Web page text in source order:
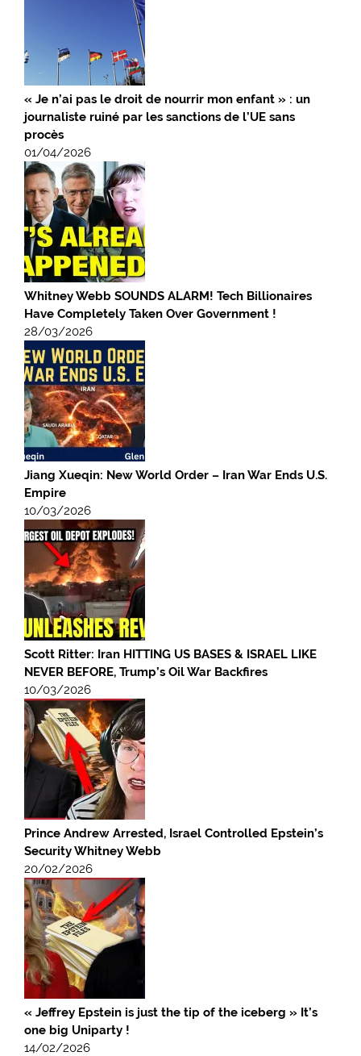
« Je n’ai pas le droit de nourrir mon enfant » : un
journaliste ruiné par les sanctions de l’UE sans
procès
01/04/2026
Whitney Webb SOUNDS ALARM! Tech Billionaires
Have Completely Taken Over Government !
28/03/2026
Jiang Xueqin: New World Order – Iran War Ends U.S.
Empire
10/03/2026
Scott Ritter: Iran HITTING US BASES & ISRAEL LIKE
NEVER BEFORE, Trump’s Oil War Backfires
10/03/2026
Prince Andrew Arrested, Israel Controlled Epstein’s
Security Whitney Webb
20/02/2026
« Jeffrey Epstein is just the tip of the iceberg » It’s
one big Uniparty !
14/02/2026